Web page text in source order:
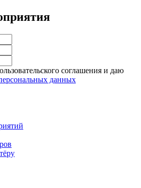
соглашения и даю
данных